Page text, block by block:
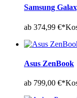
Samsung
ab 374,99 €*
Asus ZenBook
ab 799,00 €*